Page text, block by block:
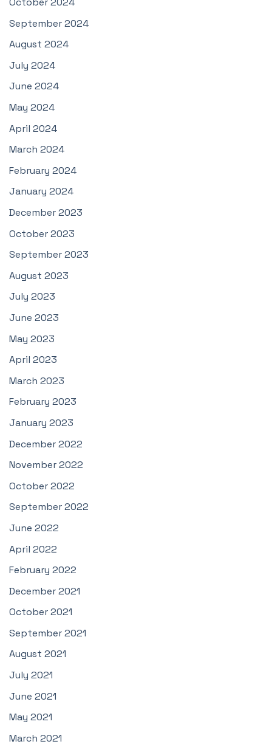
September 2024
August 2024
July 2024
June 2024
May 2024
April 2024
March 2024
February 2024
January 2024
December 2023
October 2023
September 2023
August 2023
July 2023
June 2023
May 2023
April 2023
March 2023
February 2023
January 2023
December 2022
November 2022
October 2022
September 2022
June 2022
April 2022
February 2022
December 2021
October 2021
September 2021
August 2021
July 2021
June 2021
May 2021
March 2021